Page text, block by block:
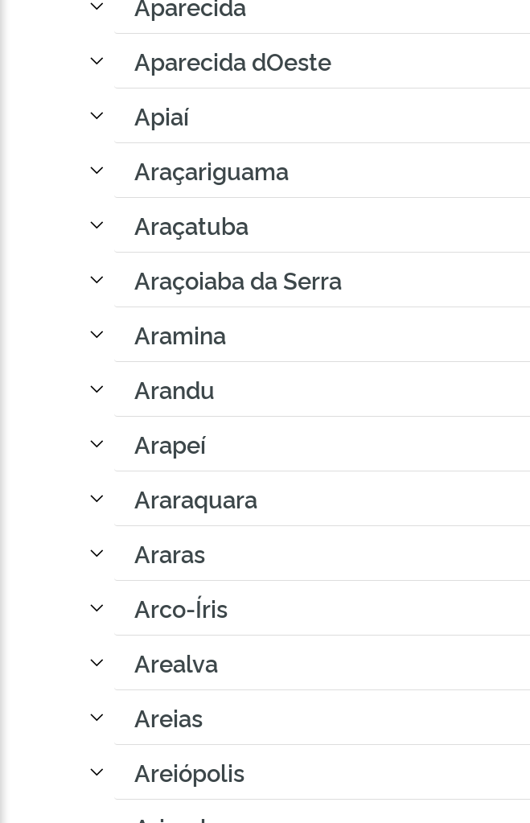
Aparecida dOeste
Apiaí
Araçariguama
Araçatuba
Araçoiaba da Serra
Aramina
Arandu
Arapeí
Araraquara
Araras
Arco-Íris
Arealva
Areias
Areiópolis